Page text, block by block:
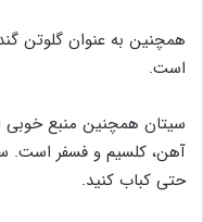
همچنین به عنوان گلوتن
است.
سیتان همچنین منبع خوبی
آهن، کلسیم و فسفر است.
حتی کباب کنید.